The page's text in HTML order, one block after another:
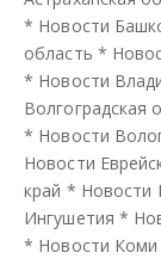
* Новости
область *
* Новости
Волгоградская
* Новости
Новости
край * Новости
Ингушетия *
* Новости Коми